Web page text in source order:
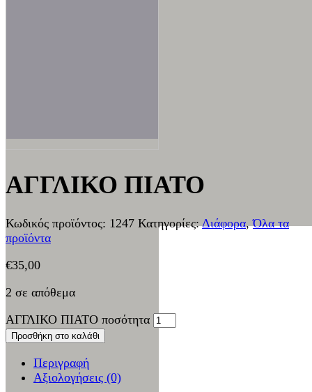
ΑΓΓΛΙΚΟ ΠΙΑΤΟ
Κωδικός προϊόντος: 1247 Κατηγορίες:Διάφορα,Όλα τα
προϊόντα
€35,00
2 σε απόθεμα
ΑΓΓΛΙΚΟ ΠΙΑΤΟ ποσότητα
Προσθήκη στο καλάθι
Περιγραφή
Αξιολογήσεις (0)